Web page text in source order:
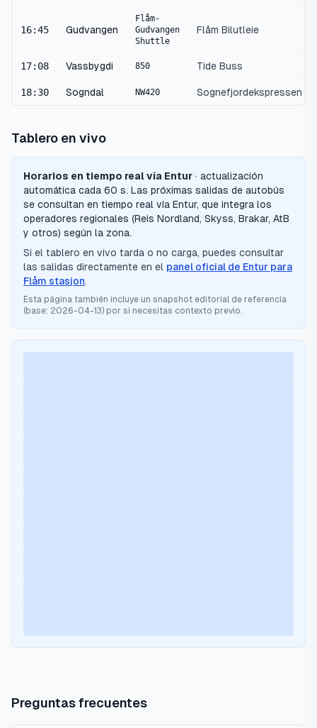
16:45 Gudvangen
Flåm-
Gudvangen
Shuttle
Flåm Bilutleie
17:08 Vassbygdi 850 Tide Buss
18:30 Sogndal NW420 Sognefjordekspressen
Tablero en vivo
Horarios en tiempo real vía Entur · actualización
automática cada 60 s. Las próximas salidas de autobús
se consultan en tiempo real vía Entur, que integra los
operadores regionales (Reis Nordland, Skyss, Brakar, AtB
y otros) según la zona.
Si el tablero en vivo tarda o no carga, puedes consultar
las salidas directamente en el panel oficial de Entur para
Flåm stasjon.
Esta página también incluye un snapshot editorial de referencia
(base: 2026-04-13) por si necesitas contexto previo.
Preguntas frecuentes